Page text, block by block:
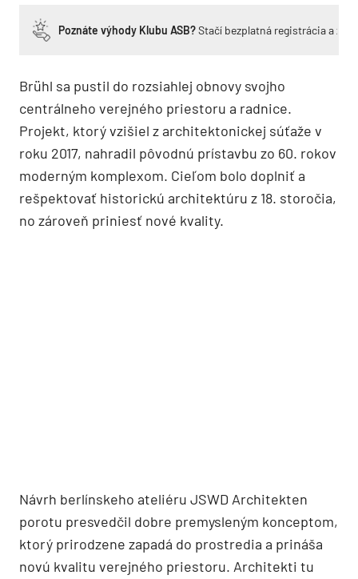
Poznáte výhody Klubu ASB?Stačí bezplatná registrácia a
Brühl sa pustil do rozsiahlej obnovy svojho
centrálneho verejného priestoru a radnice.
Projekt, ktorý vzišiel z architektonickej súťaže v
roku 2017, nahradil pôvodnú prístavbu zo 60. rokov
moderným komplexom. Cieľom bolo doplniť a
rešpektovať historickú architektúru z 18. storočia,
no zároveň priniesť nové kvality.
Návrh berlínskeho ateliéru JSWD Architekten
porotu presvedčil dobre premysleným konceptom,
ktorý prirodzene zapadá do prostredia a prináša
novú kvalitu verejného priestoru. Architekti tu